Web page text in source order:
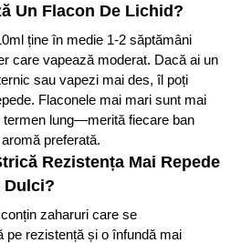
Un Flacon De Lichid?
ține în medie 1-2 săptămâni
care vapează moderat. Dacă ai un
sau vapezi mai des, îl poți
Flaconele mai mari sunt mai
termen lung—merită fiecare ban
preferată.
Rezistența Mai Repede
Dulci?
zaharuri care se
pe rezistență și o înfundă mai